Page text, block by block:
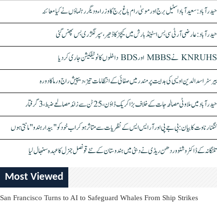
حیدرآباد: سعیدآباد اسٹیل برج اور موسیٰ رام باغ برج کا وزراء و دیگر رہنماؤں نے کیا معائنہ
حیدرآباد: عارضی آر ٹی سی بس اسٹینڈ بارش میں کیچڑ کا ڈھیر، سپر لگژری بس پھنس گئی
KNRUHS نے MBBS اور BDS داخلوں کا نوٹیفکیشن جاری کر دیا
بیرسٹر اسدالدین اویسی کی ہدایت پر مندر میں صفائی کے انتظامات تیز، دیپیش راج ورما کا دورہ
حیدرآباد میں ملاوٹی مصالحہ جات کے خلاف بڑا کریک ڈاؤن، 25 ٹن سے زائد مصالحے ضبط، 3 گرفتار
کنگنا رناوت کا بیان: بی جے پی اور آر ایس ایس کے نظریات سے متاثر ہو کر اب خود کو "بیدار ہندو" مانتی ہوں
تلنگانہ کے ڈاکٹر وشنو وردھن ریڈی نے دبئی میں ہندوستان کے نئے قونصل جنرل کا عہدہ سنبھال لیا
Most Viewed
San Francisco Turns to AI to Safeguard Whales From Ship Strikes